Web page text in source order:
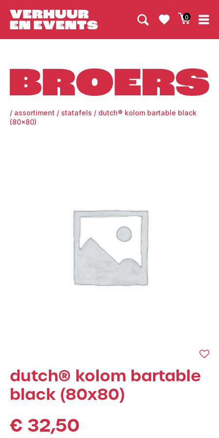
0
/ assortiment / statafels / dutch® kolom bartable black
(80×80)
dutch® kolom bartable
black (80x80)
€ 32,50